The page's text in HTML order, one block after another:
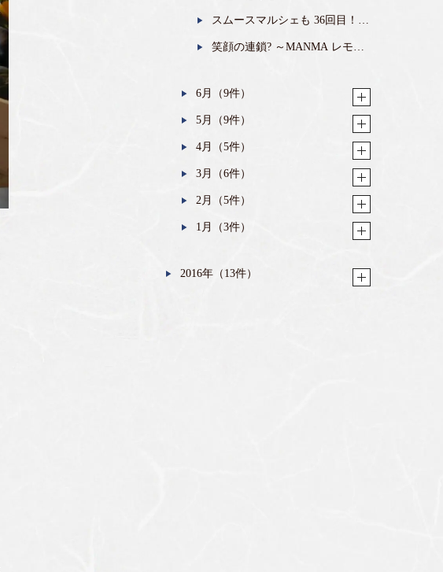
スムースマルシェも 36回目！
無事終了しました！
笑顔の連鎖? ～MANMA レモン
6月（9件）
5月（9件）
4月（5件）
3月（6件）
2月（5件）
1月（3件）
2016年（13件）